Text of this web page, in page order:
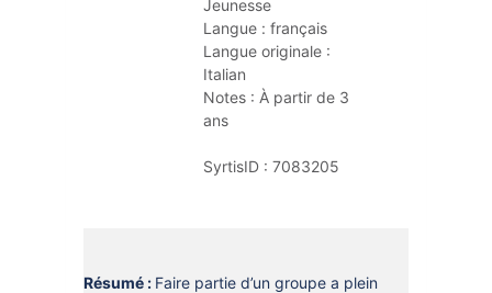
CRÉATHÈQUE
JOUER EN BIBLIOTHÈQUES
MAO - MUSIQUE ASSISTÉE PAR
PORTAGE À DOMICILE
PROLONGER - RÉSERVER
EN CAS DE RETARD
Jeunesse
Langue : français
Langue originale :
Italian
Notes : À partir de 3
ans
SyrtisID : 7083205
Résumé : Faire partie d’un groupe a plein